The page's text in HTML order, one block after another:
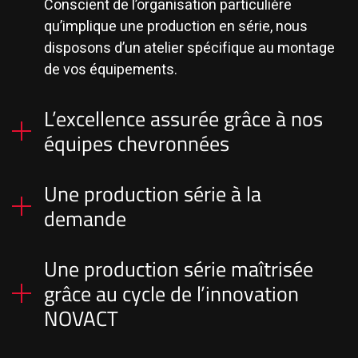
Conscient de l’organisation particulière
qu’implique une production en série, nous
disposons d’un atelier spécifique au montage
de vos équipements.
L’excellence assurée grâce à nos
équipes chevronnées
Ensemble, établissons la gamme de
fabrication et le circuit de validation pour vous
Une production série à la
demande
Véritable partenaire industriel, nous adaptons
la production de vos équipements en fonction
de vos entrées de commandes.
Une production série maîtrisée
grâce au cycle de l’innovation
NOVACT